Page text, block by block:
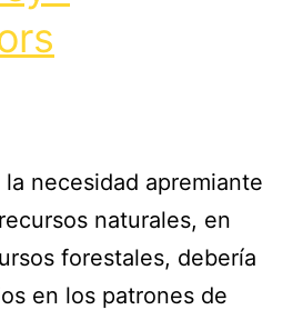
necesidad apremiante
naturales, en
forestales, debería
en los patrones de